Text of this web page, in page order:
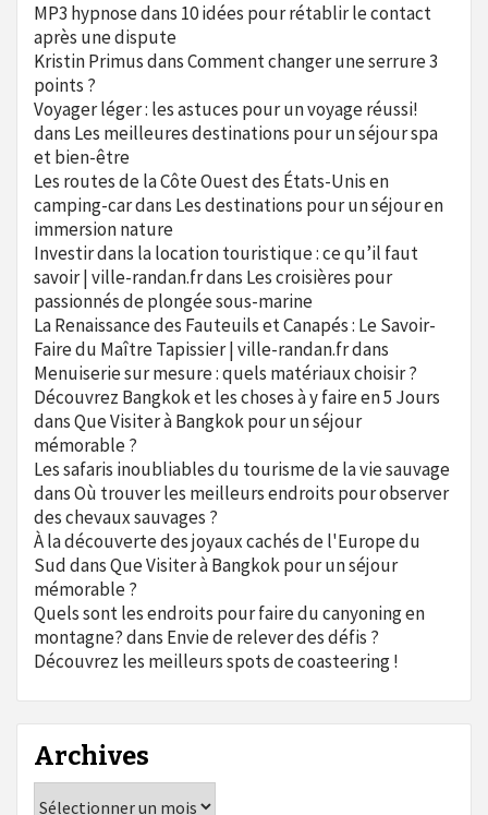
MP3 hypnosedans 10 idées pour rétablir le contact
après une dispute
Kristin PrimusdansComment changer une serrure 3
points ?
Voyager léger : les astuces pour un voyage réussi!
dans Les meilleures destinations pour un séjour spa
et bien-être
Les routes de la Côte Ouest des États-Unis en
camping-cardans Les destinations pour un séjour en
immersion nature
Investir dans la location touristique : ce qu’il faut
savoir | ville-randan.frdans Les croisières pour
passionnés de plongée sous-marine
La Renaissance des Fauteuils et Canapés : Le Savoir-
Faire du Maître Tapissier | ville-randan.frdans
Menuiserie sur mesure : quels matériaux choisir ?
Découvrez Bangkok et les choses à y faire en 5 Jours
dansQue Visiter à Bangkok pour un séjour
mémorable ?
Les safaris inoubliables du tourisme de la vie sauvage
dansOù trouver les meilleurs endroits pour observer
des chevaux sauvages ?
À la découverte des joyaux cachés de l'Europe du
SuddansQue Visiter à Bangkok pour un séjour
mémorable ?
Quels sont les endroits pour faire du canyoning en
montagne?dans Envie de relever des défis ?
Découvrez les meilleurs spots de coasteering !
Archives